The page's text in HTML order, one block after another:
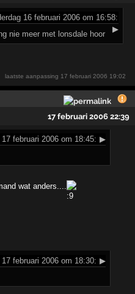
16 februari 2006 om 16:58:
▶
nie meer met lonsdale hoor
laatste aanpassing 17 februari 2006 19:02
17 februari 2006 22:39
februari 2006 om 18:45: ▶
wat anders....
februari 2006 om 18:30: ▶